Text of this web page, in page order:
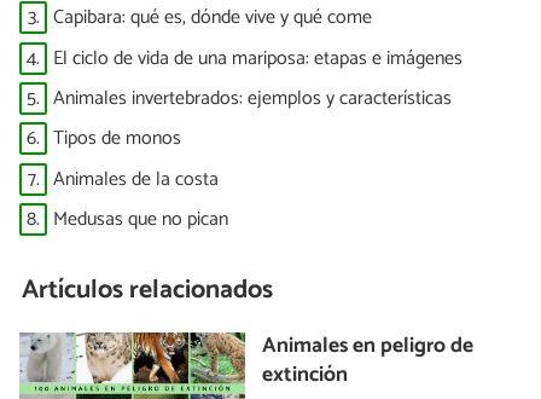
3. Capibara: qué es, dónde vive y qué come
4. El ciclo de vida de una mariposa: etapas e imágenes
5. Animales invertebrados: ejemplos y características
6. Tipos de monos
7. Animales de la costa
8. Medusas que no pican
Artículos relacionados
Animales en peligro de
extinción